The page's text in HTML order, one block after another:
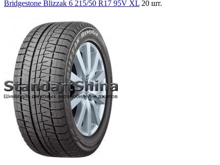
Bridgestone Blizzak 6 215/50 R17 95V XL 20 шт.